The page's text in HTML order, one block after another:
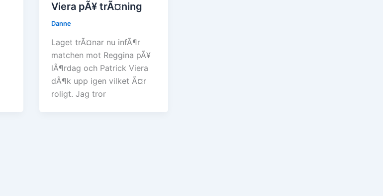
Viera pÃ¥ trÃ¤ning
Danne
Laget trÃ¤nar nu infÃ¶r
matchen mot Reggina pÃ¥
lÃ¶rdag och Patrick Viera
dÃ¶k upp igen vilket Ã¤r
roligt. Jag tror